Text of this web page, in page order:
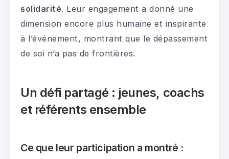
solidarité. Leur engagement a donné une
dimension encore plus humaine et inspirante
à l’événement, montrant que le dépassement
de soi n’a pas de frontières.
Un défi partagé : jeunes, coachs
et référents ensemble
Ce que leur participation a montré :